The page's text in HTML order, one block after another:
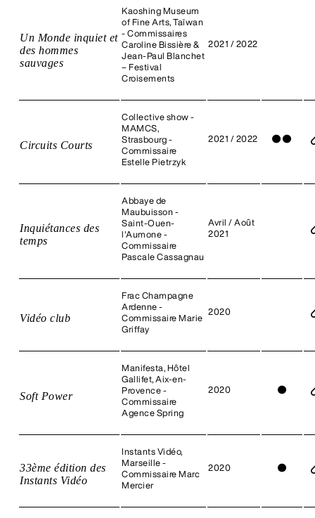
Un Monde inquiet et
des hommes
sauvages
Kaoshing Museum
of Fine Arts, Taïwan
- Commissaires
Caroline Bissière &
Jean-Paul Blanchet
– Festival
Croisements
2021 / 2022
Circuits Courts
Collective show -
MAMCS,
Strasbourg -
Commissaire
Estelle Pietrzyk
2021 / 2022 ● ●
Inquiétances des
temps
Abbaye de
Maubuisson -
Saint-Ouen-
l'Aumone -
Commissaire
Pascale Cassagnau
Avril / Août
2021
Vidéo club
Frac Champagne
Ardenne -
Commissaire Marie
Griffay
2020
Soft Power
Manifesta, Hôtel
Gallifet, Aix-en-
Provence -
Commissaire
Agence Spring
2020 ●
33ème édition des
Instants Vidéo
Instants Vidéo,
Marseille -
Commissaire Marc
Mercier
2020 ●